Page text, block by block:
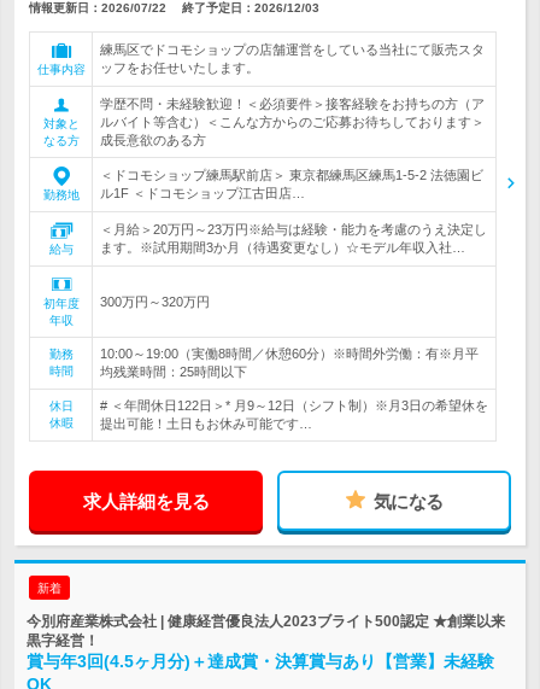
情報更新日：2026/07/22 終了予定日： 2026/12/03
仕事内容
練馬区でドコモショップの店舗運営をしている当社にて販売スタ
ッフをお任せいたします。
対象と
なる方
学歴不問・未経験歓迎！＜必須要件＞接客経験をお持ちの方（ア
ルバイト等含む）＜こんな方からのご応募お待ちしております＞
成長意欲のある方
勤務地
＜ドコモショップ練馬駅前店＞ 東京都練馬区練馬1-5-2 法徳園ビ
ル1F ＜ドコモショップ江古田店…
給与
＜月給＞20万円～23万円※給与は経験・能力を考慮のうえ決定し
ます。※試用期間3か月（待遇変更なし）☆モデル年収入社…
初年度
年収
300万円～320万円
勤務
時間
10:00～19:00（実働8時間／休憩60分）※時間外労働：有※月平
均残業時間：25時間以下
休日
休暇
# ＜年間休日122日＞* 月9～12日（シフト制）※月3日の希望休を
提出可能！土日もお休み可能です…
求人詳細を見る 気になる
新着
今別府産業株式会社 | 健康経営優良法人2023ブライト500認定 ★創業以来
黒字経営！
賞与年3回(4.5ヶ月分)＋達成賞・決算賞与あり【営業】未経験
OK